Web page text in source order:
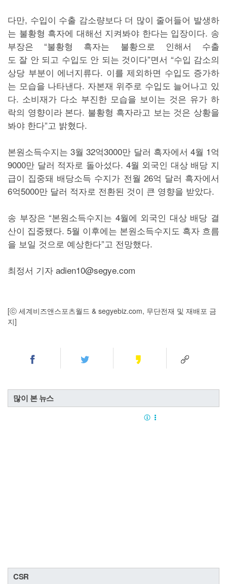
다만, 수입이 수출 감소량보다 더 많이 줄어들어 발생하
는 불황형 흑자에 대해선 지켜봐야 한다는 입장이다. 송
부장은 “불황형 흑자는 불황으로 인해서 수출
도 잘 안 되고 수입도 안 되는 것이다”면서 “수입 감소의
상당 부분이 에너지류다. 이를 제외하면 수입도 증가하
는 모습을 나타낸다. 자본재 위주로 수입도 늘어나고 있
다. 소비재가 다소 부진한 모습을 보이는 것은 유가 하
락의 영향이라 본다. 불황형 흑자라고 보는 것은 상황을
봐야 한다”고 밝혔다.
본원소득수지는 3월 32억3000만 달러 흑자에서 4월 1억
9000만 달러 적자로 돌아섰다. 4월 외국인 대상 배당 지
급이 집중돼 배당소득 수지가 전월 26억 달러 흑자에서
6억5000만 달러 적자로 전환된 것이 큰 영향을 받았다.
송 부장은 “본원소득수지는 4월에 외국인 대상 배당 결
산이 집중됐다. 5월 이후에는 본원소득수지도 흑자 흐름
을 보일 것으로 예상한다”고 전망했다.
최정서 기자 adien10@segye.com
[ⓒ 세계비즈앤스포츠월드 & segyebiz.com, 무단전재 및 재배포 금
지]
많이 본 뉴스
CSR